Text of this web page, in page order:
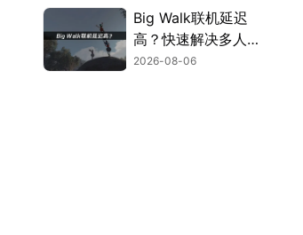
Big Walk联机延迟
高？快速解决多人联
机卡顿问题！
2026-08-06